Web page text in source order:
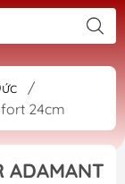
/
24cm
ADAMANT